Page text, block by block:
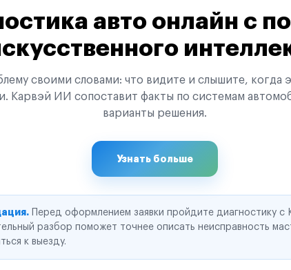
авто онлайн с
своими словами: что видите и слышите, когда
Карвэй ИИ сопоставит факты по системам
варианты решения.
Узнать больше
Перед оформлением заявки пройдите диагностику с
разбор поможет точнее описать неисправность
к выезду.